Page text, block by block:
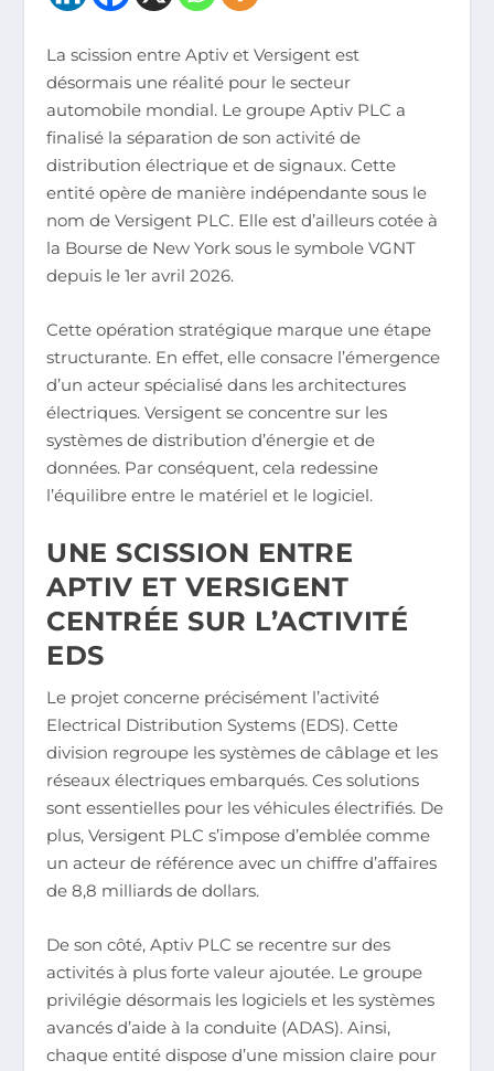
La scission entre Aptiv et Versigent est
désormais une réalité pour le secteur
automobile mondial. Le groupe Aptiv PLC a
finalisé la séparation de son activité de
distribution électrique et de signaux. Cette
entité opère de manière indépendante sous le
nom de Versigent PLC. Elle est d’ailleurs cotée à
la Bourse de New York sous le symbole VGNT
depuis le 1er avril 2026.
Cette opération stratégique marque une étape
structurante. En effet, elle consacre l’émergence
d’un acteur spécialisé dans les architectures
électriques. Versigent se concentre sur les
systèmes de distribution d’énergie et de
données. Par conséquent, cela redessine
l’équilibre entre le matériel et le logiciel.
UNE SCISSION ENTRE
APTIV ET VERSIGENT
CENTRÉE SUR L’ACTIVITÉ
EDS
Le projet concerne précisément l’activité
Electrical Distribution Systems (EDS). Cette
division regroupe les systèmes de câblage et les
réseaux électriques embarqués. Ces solutions
sont essentielles pour les véhicules électrifiés. De
plus, Versigent PLC s’impose d’emblée comme
un acteur de référence avec un chiffre d’affaires
de 8,8 milliards de dollars.
De son côté, Aptiv PLC se recentre sur des
activités à plus forte valeur ajoutée. Le groupe
privilégie désormais les logiciels et les systèmes
avancés d’aide à la conduite (ADAS). Ainsi,
chaque entité dispose d’une mission claire pour